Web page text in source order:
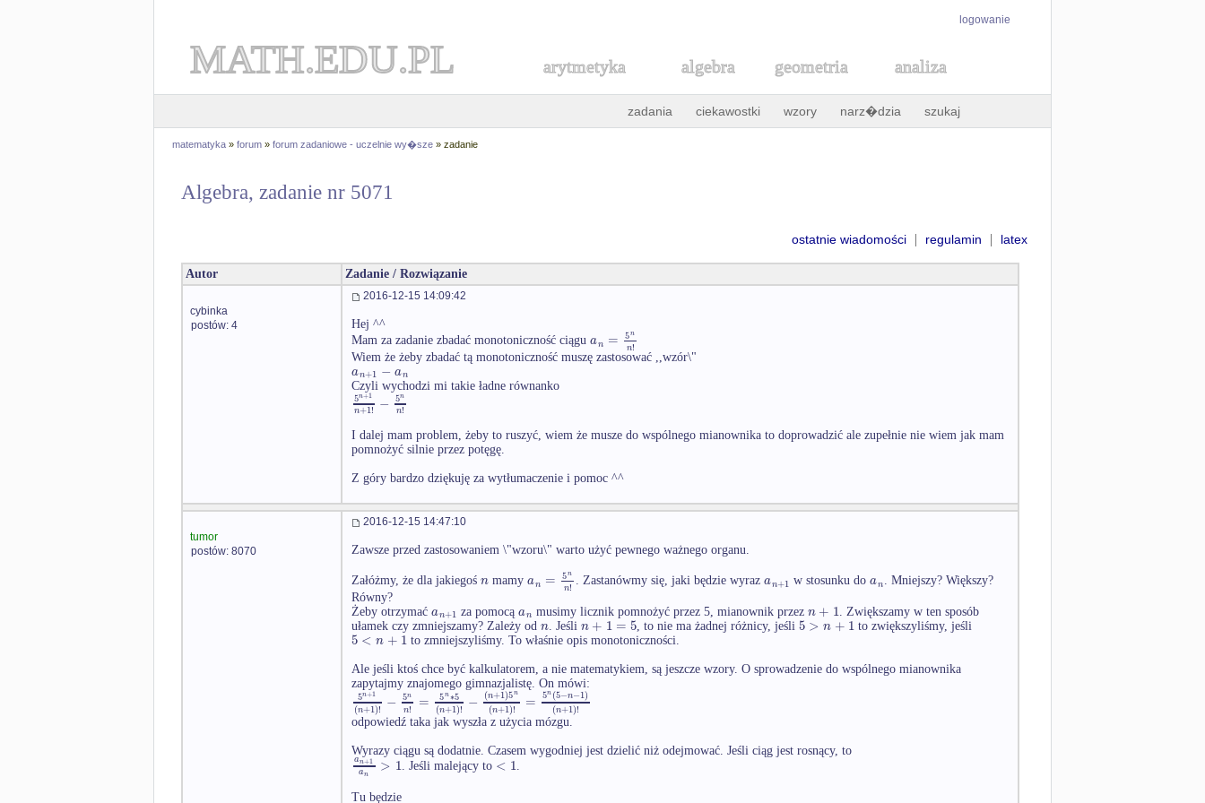
logowanie
MATH.EDU.PL arytmetyka algebra geometria analiza
zadania ciekawostki wzory narz�dzia szukaj
matematyka » forum » forum zadaniowe - uczelnie wy�sze » zadanie
Algebra, zadanie nr 5071
ostatnie wiadomości | regulamin | latex
Autor Zadanie / Rozwiązanie
cybinka
postów: 4
2016-12-15 14:09:42
Hej ^^
Mam za zadanie zbadać monotoniczność ciągu an = 5n
n!
Wiem że żeby zbadać tą monotoniczność muszę zastosować ,,wzór\"
an+1 − an
Czyli wychodzi mi takie ładne równanko
5n+1
n+1! − 5n
n!
I dalej mam problem, żeby to ruszyć, wiem że musze do wspólnego mianownika to doprowadzić ale zupełnie nie wiem jak mam
pomnożyć silnie przez potęgę.
Z góry bardzo dziękuję za wytłumaczenie i pomoc ^^
tumor
postów: 8070
2016-12-15 14:47:10
Zawsze przed zastosowaniem \"wzoru\" warto użyć pewnego ważnego organu.
Załóżmy, że dla jakiegoś n mamy an = 5n
n! . Zastanówmy się, jaki będzie wyrazan+1 w stosunku doan. Mniejszy? Większy?
Równy?
Żeby otrzymać an+1 za pomocą an musimy licznik pomnożyć przez 5, mianownik przez n+ 1 . Zwiększamy w ten sposób
ułamek czy zmniejszamy? Zależy od n . Jeśli n+ 1 = 5 , to nie ma żadnej różnicy, jeśli5 > n + 1 to zwiększyliśmy, jeśli
5 < n + 1 to zmniejszyliśmy. To właśnie opis monotoniczności.
Ale jeśli ktoś chce być kalkulatorem, a nie matematykiem, są jeszcze wzory. O sprowadzenie do wspólnego mianownika
zapytajmy znajomego gimnazjalistę. On mówi:
5n+1
(n+1)! − 5n
n! = 5n∗5
(n+1)! − (n+1)5n
(n+1)! = 5n(5−n−1)
(n+1)!
odpowiedź taka jak wyszła z użycia mózgu.
Wyrazy ciągu są dodatnie. Czasem wygodniej jest dzielić niż odejmować. Jeśli ciąg jest rosnący, to
an+1
an > 1 . Jeśli malejący to < 1
Tu będzie